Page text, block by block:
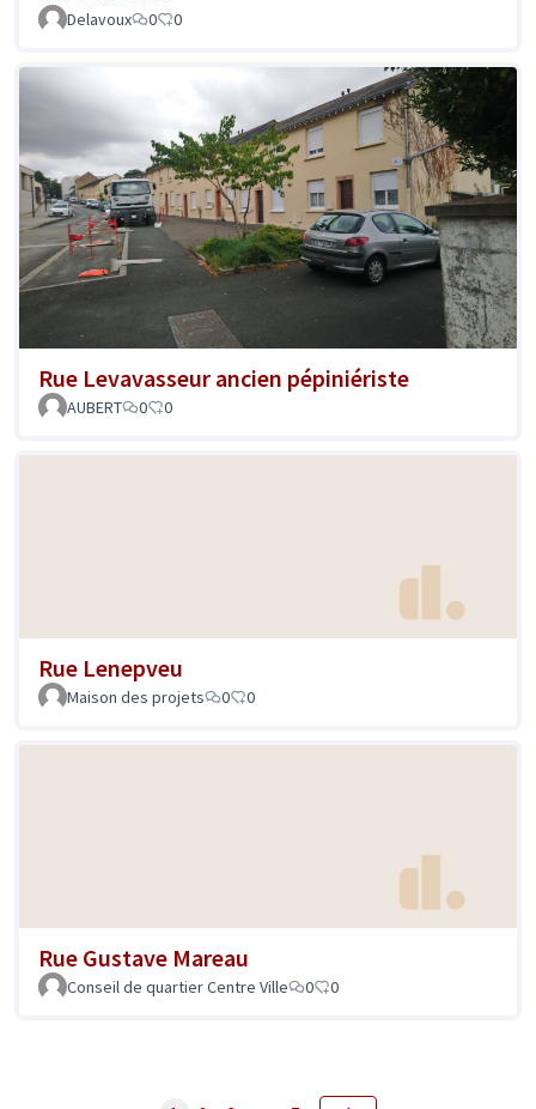
Delavoux 0 0
Rue Levavasseur ancien pépiniériste
AUBERT 0 0
Rue Lenepveu
Maison des projets 0 0
Rue Gustave Mareau
Conseil de quartier Centre Ville 0 0